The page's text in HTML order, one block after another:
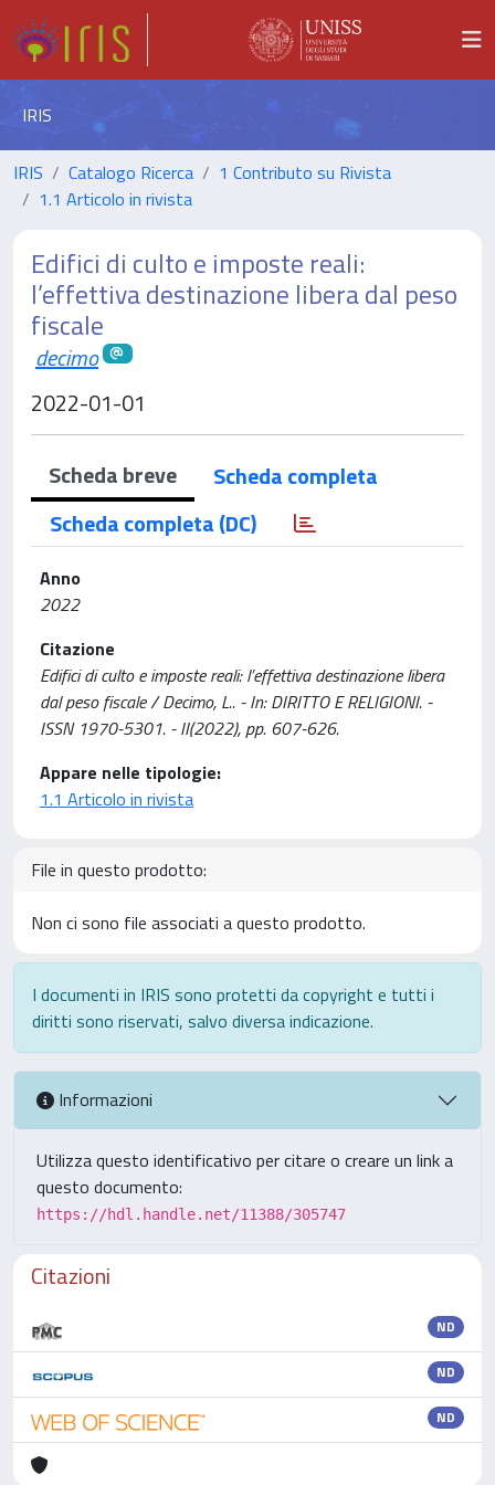
IRIS
IRIS Catalogo Ricerca
1 Contributo su Rivista
1.1 Articolo in rivista
Edifici di culto e imposte reali:
l’effettiva destinazione libera dal peso
fiscale
decimo
2022-01-01
Scheda breve
Scheda completa
Scheda completa (DC)
Anno
2022
Citazione
Edifici di culto e imposte reali: l’effettiva destinazione libera
dal peso fiscale / Decimo, L.. - In: DIRITTO E RELIGIONI. -
ISSN 1970-5301. - II(2022), pp. 607-626.
Appare nelle tipologie:
1.1 Articolo in rivista
File in questo prodotto:
Non ci sono file associati a questo prodotto.
I documenti in IRIS sono protetti da copyright e tutti i
diritti sono riservati, salvo diversa indicazione.
Informazioni
Utilizza questo identificativo per citare o creare un link a
questo documento:
https://hdl.handle.net/11388/305747
Citazioni
ND
ND
ND